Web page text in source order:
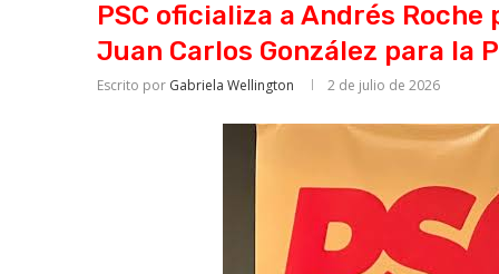
PSC oficializa a Andrés
Juan Carlos González para la
Escrito por Gabriela Wellington 2 de julio de 2026